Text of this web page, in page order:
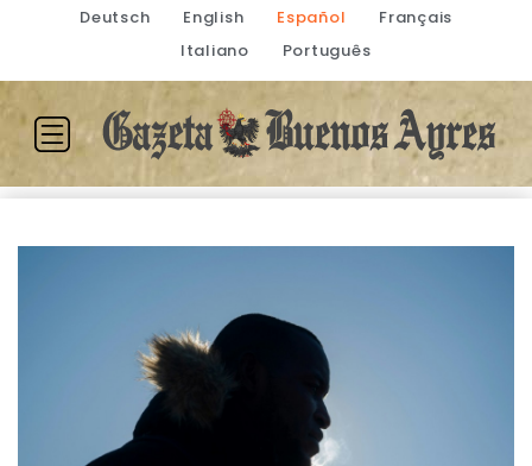
Deutsch English Español
Français
Italiano
Português